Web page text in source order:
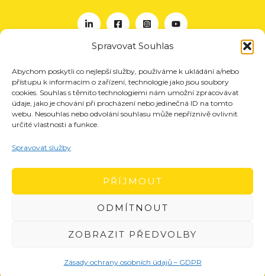
Spravovat Souhlas
Abychom poskytli co nejlepší služby, používáme k ukládání a/nebo
přístupu k informacím o zařízení, technologie jako jsou soubory
cookies. Souhlas s těmito technologiemi nám umožní zpracovávat
údaje, jako je chování při procházení nebo jedinečná ID na tomto
webu. Nesouhlas nebo odvolání souhlasu může nepříznivě ovlivnit
určité vlastnosti a funkce.
Spravovat služby
PŘÍJMOUT
ODMÍTNOUT
ZOBRAZIT PŘEDVOLBY
Zásady ochrany osobních údajů – GDPR
O nás
Projekty
Členství
Kontakt